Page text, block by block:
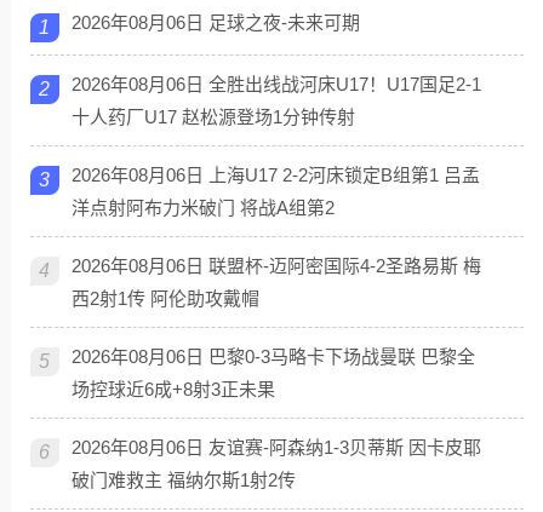
1 2026年08月06日 足球之夜-未来可期
2
2026年08月06日 全胜出线战河床U17！U17国足2-1
十人药厂U17 赵松源登场1分钟传射
3
2026年08月06日 上海U17 2-2河床锁定B组第1 吕孟
洋点射阿布力米破门 将战A组第2
4
2026年08月06日 联盟杯-迈阿密国际4-2圣路易斯 梅
西2射1传 阿伦助攻戴帽
5
2026年08月06日 巴黎0-3马略卡下场战曼联 巴黎全
场控球近6成+8射3正未果
6
2026年08月06日 友谊赛-阿森纳1-3贝蒂斯 因卡皮耶
破门难救主 福纳尔斯1射2传